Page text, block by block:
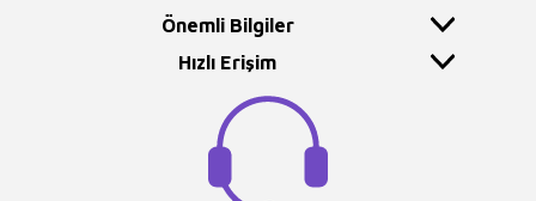
Önemli Bilgiler
Hızlı Erişim